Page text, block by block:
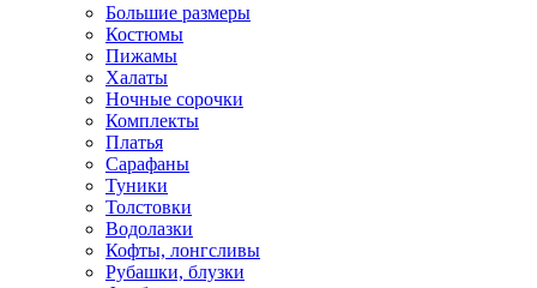
Большие размеры
Костюмы
Пижамы
Халаты
Ночные сорочки
Комплекты
Платья
Сарафаны
Туники
Толстовки
Водолазки
Кофты, лонгсливы
Рубашки, блузки